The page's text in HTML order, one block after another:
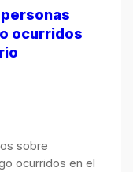
ocurridos
sobre
ocurridos en el